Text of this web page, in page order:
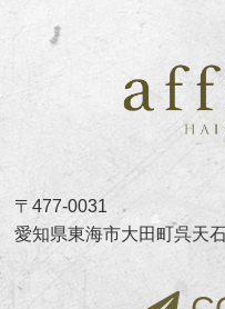
〒477-0031
愛知県東海市大田町呉天